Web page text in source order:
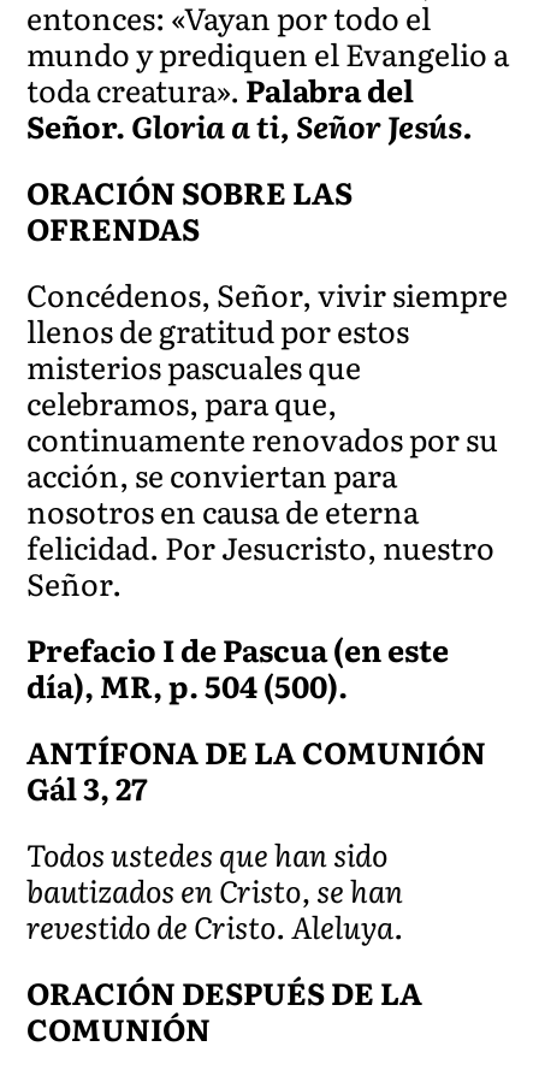
entonces: «Vayan por todo el
mundo y prediquen el Evangelio a
toda creatura». Palabra del
Señor.Gloria a ti, Señor Jesús.
ORACIÓN SOBRE LAS
OFRENDAS
Concédenos, Señor, vivir siempre
llenos de gratitud por estos
misterios pascuales que
celebramos, para que,
continuamente renovados por su
acción, se conviertan para
nosotros en causa de eterna
felicidad. Por Jesucristo, nuestro
Señor.
Prefacio I de Pascua (en este
día), MR, p. 504 (500).
ANTÍFONA DE LA COMUNIÓN
Gál 3, 27
Todos ustedes que han sido
bautizados en Cristo, se han
revestido de Cristo. Aleluya.
ORACIÓN DESPUÉS DE LA
COMUNIÓN